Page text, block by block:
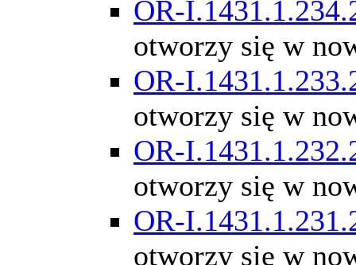
OR-
otworzy się w
OR-
otworzy się w
OR-
otworzy się w
OR-
otworzy się w